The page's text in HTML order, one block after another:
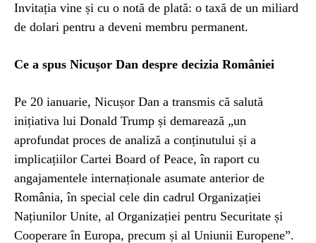
Invitația vine și cu o notă de plată: o taxă de un miliard
de dolari pentru a deveni membru permanent.
Ce a spus Nicușor Dan despre decizia României
Pe 20 ianuarie, Nicușor Dan a transmis că salută
inițiativa lui Donald Trump și demarează „un
aprofundat proces de analiză a conținutului și a
implicațiilor Cartei Board of Peace, în raport cu
angajamentele internaționale asumate anterior de
România, în special cele din cadrul Organizației
Națiunilor Unite, al Organizației pentru Securitate și
Cooperare în Europa, precum și al Uniunii Europene”.